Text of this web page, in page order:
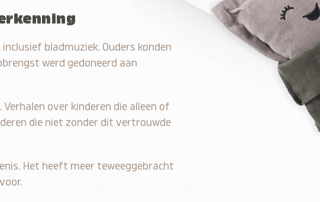
bladmuziek. Ouders konden
werd gedoneerd aan
over kinderen die alleen of
die niet zonder dit vertrouwde
Het heeft meer teweeggebracht